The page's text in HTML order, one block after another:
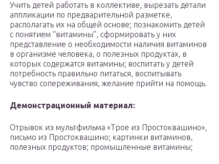
Учить детей работать в коллективе, вырезать детали
аппликации по предварительной разметке,
располагать их на общей основе; познакомить детей
с понятием “витамины”, сформировать у них
представление о необходимости наличия витаминов
в организме человека, о полезных продуктах, в
которых содержатся витамины; воспитать у детей
потребность правильно питаться, воспитывать
чувство сопереживания, желание прийти на помощь.
Демонстрационный материал:
Отрывок из мультфильма «Трое из Простоквашино»,
письмо из Простоквашино; картинки витаминов,
полезных продуктов; промышленные витамины;